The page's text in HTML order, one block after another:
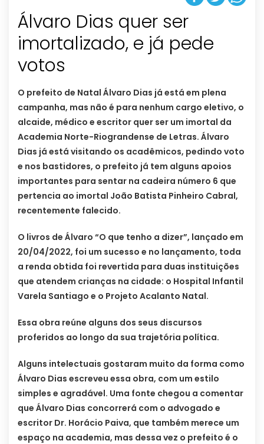
Álvaro Dias quer ser
imortalizado, e já pede
votos
O prefeito de Natal Álvaro Dias já está em plena
campanha, mas não é para nenhum cargo eletivo, o
alcaide, médico e escritor quer ser um imortal da
Academia Norte-Riograndense de Letras. Álvaro
Dias já está visitando os acadêmicos, pedindo voto
e nos bastidores, o prefeito já tem alguns apoios
importantes para sentar na cadeira número 6 que
pertencia ao imortal João Batista Pinheiro Cabral,
recentemente falecido.
O livros de Álvaro “O que tenho a dizer”, lançado em
20/04/2022, foi um sucesso e no lançamento, toda
a renda obtida foi revertida para duas instituições
que atendem crianças na cidade: o Hospital Infantil
Varela Santiago e o Projeto Acalanto Natal.
Essa obra reúne alguns dos seus discursos
proferidos ao longo da sua trajetória política.
Alguns intelectuais gostaram muito da forma como
Álvaro Dias escreveu essa obra, com um estilo
simples e agradável. Uma fonte chegou a comentar
que Álvaro Dias concorrerá com o advogado e
escritor Dr. Horácio Paiva, que também merece um
espaço na academia, mas dessa vez o prefeito é o